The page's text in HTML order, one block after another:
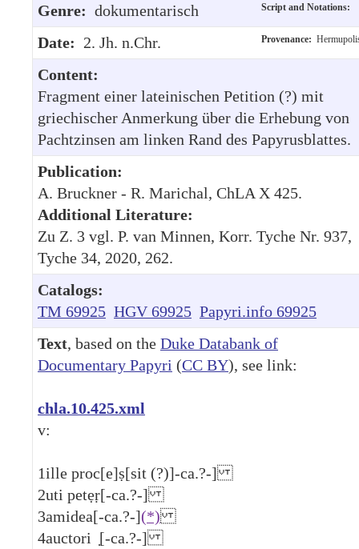
Genre: dokumentarisch Script and Notations:
Date: 2. Jh. n.Chr. Provenance:
Content:
Fragment einer lateinischen Petition (?) mit
griechischer Anmerkung über die Erhebung von
Pachtzinsen am linken Rand des Papyrusblattes.
Publication:
A. Bruckner - R. Marichal, ChLA X 425.
Additional Literature:
Zu Z. 3 vgl. P. van Minnen, Korr. Tyche Nr. 937,
Tyche 34, 2020, 262.
Catalogs:
TM 69925 HGV 69925 Papyri.info 69925
Text, based on the Duke Databank of
Documentary Papyri (CC BY), see link:
chla.10.425.xml
v:
1ille proc[e]ṣ[sit (?)]-ca.?-]
2uti petẹṛ[-ca.?-]
3amidea[-ca.?-](*)
4auctori ̣[-ca.?-]